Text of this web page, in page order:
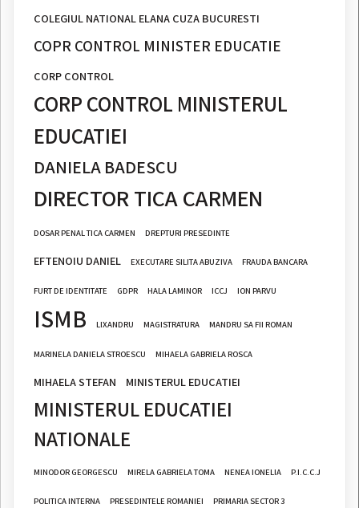
COLEGIUL NATIONAL ELANA CUZA BUCURESTI
COPR CONTROL MINISTER EDUCATIE
CORP CONTROL
CORP CONTROL MINISTERUL
EDUCATIEI
DANIELA BADESCU
DIRECTOR TICA CARMEN
DOSAR PENAL TICA CARMEN DREPTURI PRESEDINTE
EFTENOIU DANIEL EXECUTARE SILITA ABUZIVA FRAUDA BANCARA
FURT DE IDENTITATE GDPR HALA LAMINOR ICCJ ION PARVU
ISMB LIXANDRU MAGISTRATURA MANDRU SA FII ROMAN
MARINELA DANIELA STROESCU MIHAELA GABRIELA ROSCA
MIHAELA STEFAN MINISTERUL EDUCATIEI
MINISTERUL EDUCATIEI
NATIONALE
MINODOR GEORGESCU MIRELA GABRIELA TOMA NENEA IONELIA P.I.C.C.J
POLITICA INTERNA PRESEDINTELE ROMANIEI PRIMARIA SECTOR 3